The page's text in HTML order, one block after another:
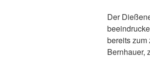
Der
bereits zum
Bernhauer,